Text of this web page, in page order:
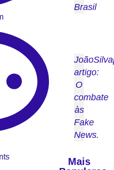
Brasil
artigo:
O
combate
às
Fake
News.
Mais